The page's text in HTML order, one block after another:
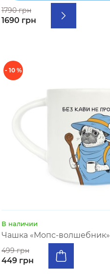
1790 грн
1690 грн
- 10 %
В наличии
Чашка «Мопс-волшебник»
499 грн
449 грн